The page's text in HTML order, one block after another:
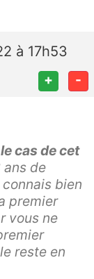
à 17h53
+ -
cas de cet
de
bien
premier
vous ne
reste en